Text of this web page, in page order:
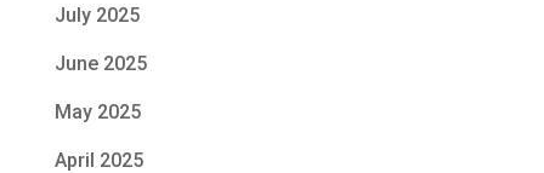
July 2025
June 2025
May 2025
April 2025